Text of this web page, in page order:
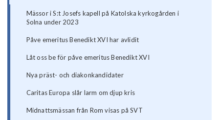
Mässor i S:t Josefs kapell på Katolska kyrkogården i
Solna under 2023
Påve emeritus Benedikt XVI har avlidit
Låt oss be för påve emeritus Benedikt XVI
Nya präst- och diakonkandidater
Caritas Europa slår larm om djup kris
Midnattsmässan från Rom visas på SVT